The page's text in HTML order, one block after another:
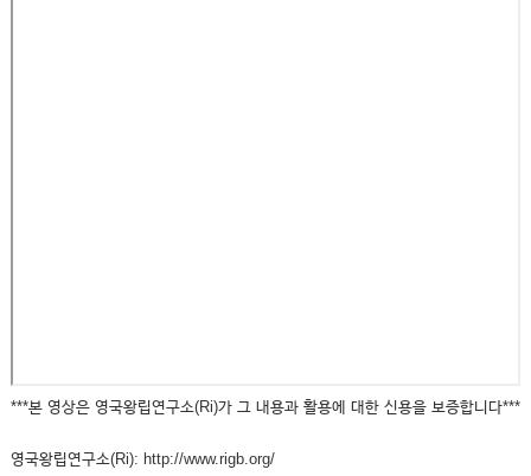
***본 영상은 영국왕립연구소(Ri)가 그 내용과 활용에 대한 신용을 보증합니다***
영국왕립연구소(Ri): http://www.rigb.org/